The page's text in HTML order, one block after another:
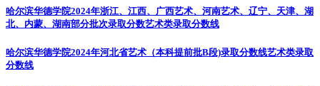
哈尔滨华德学院2024年浙江、江西、广西艺术、河南艺术、辽宁、天津、湖
北、内蒙、湖南部分批次录取分数艺术类录取分数线
哈尔滨华德学院2024年河北省艺术（本科提前批B段)录取分数线艺术类录取
分数线